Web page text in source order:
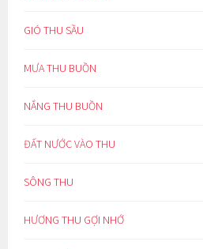
GIÓ THU SẦU
MƯA THU BUỒN
NẮNG THU BUỒN
ĐẤT NƯỚC VÀO THU
SÔNG THU
HƯƠNG THU GỢI NHỚ